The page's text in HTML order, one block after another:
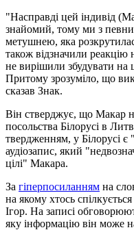
"Насправді цей індивід
знайомий, тому ми з
метушнею, яка
також відзначили реакцію
не вирішили збудувати на
Притому зрозуміло, що
сказав Знак.
Він стверджує, що Макар
посольства Білорусі в
твердженням, у Білорусі є
аудіозапис, який
цілі" Макара.
За гіперпосиланням на
на якому хтось
Ігор. На записі
яку інформацію він може